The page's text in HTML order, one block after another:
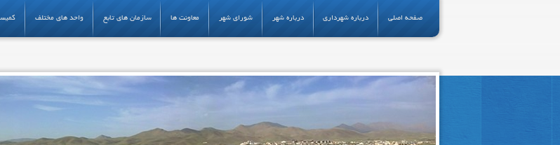
صفحه اصلی درباره شهرداری درباره شهر شورای شهر معاونت ها سازمان های تابع واحد های مختلف